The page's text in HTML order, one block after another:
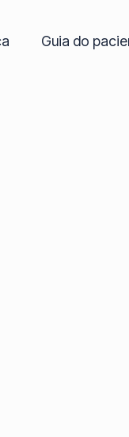
Guia do